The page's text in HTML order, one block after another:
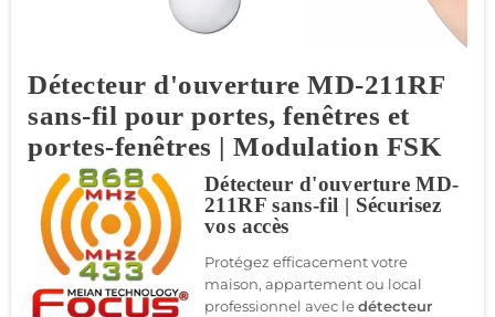
Détecteur d'ouverture MD-211RF
sans-fil pour portes, fenêtres et
portes-fenêtres | Modulation FSK
Détecteur d'ouverture MD-
211RF sans-fil | Sécurisez
vos accès
Protégez efficacement votre
maison, appartement ou local
professionnel avec ledétecteur